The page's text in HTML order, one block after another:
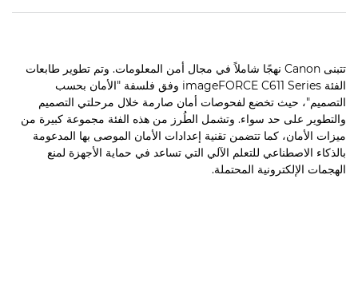
تتبنى Canon نهجًا شاملاً في مجال أمن المعلومات. وتم تطوير طابعات
الفئة imageFORCE C611 Series وفق فلسفة "الأمان بحسب
التصميم"، حيث تخضع لفحوصات أمان صارمة خلال مرحلتي التصميم
والتطوير على حد سواء. وتشمل الطُرز من هذه الفئة مجموعة كبيرة من
ميزات الأمان، كما تتضمن تقنية إعدادات الأمان الموصى بها المدعومة
بالذكاء الاصطناعي للتعلم الآلي التي تساعد في حماية الأجهزة لمنع
الهجمات الإلكترونية المحتملة.